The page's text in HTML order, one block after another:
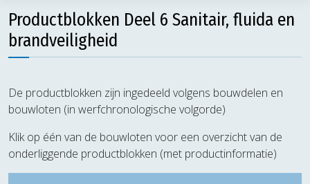
Productblokken Deel 6 Sanitair, fluida en
brandveiligheid
De productblokken zijn ingedeeld volgens bouwdelen en
bouwloten (in werfchronologische volgorde)
Klik op één van de bouwloten voor een overzicht van de
onderliggende productblokken (met productinformatie)